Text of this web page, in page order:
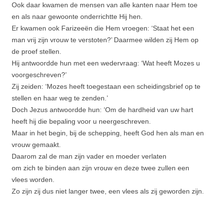
Ook daar kwamen de mensen van alle kanten naar Hem toe
en als naar gewoonte onder­richtte Hij hen.
Er kwamen ook Farizeeën die Hem vroegen: ‘Staat het een
man vrij zijn vrouw te verstoten?’ Daarmee wilden zij Hem op
de proef stellen.
Hij ant­woordde hun met een wedervraag: ‘Wat heeft Mozes u
voorgeschreven?’
Zij zeiden: ‘Mozes heeft toegestaan een scheidings­brief op te
stellen en haar weg te zenden.’
Doch Jezus ant­woordde hun: ‘Om de hardheid van uw hart
heeft hij die bepaling voor u neerge­schreven.
Maar in het begin, bij de schepping, heeft God hen als man en
vrouw gemaakt.
Daarom zal de man zijn vader en moeder verlaten
om zich te binden aan zijn vrouw en deze twee zullen een
vlees worden.
Zo zijn zij dus niet langer twee, een vlees als zij geworden zijn.